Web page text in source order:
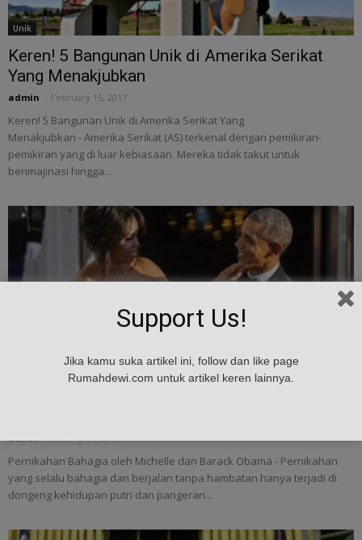
Unik
Keren! 5 Bangunan Unik di Amerika Serikat
Yang Menakjubkan
admin February 15, 2017
Keren! 5 Bangunan Unik di Amerika Serikat Yang
Menakjubkan - Amerika Serikat (AS) terkenal dengan pemikiran-
pemikiran yang di luar kebiasaan. Mereka tidak takut untuk
berimajinasi hingga...
admin - January 26, 2017
Pernikahan Bahagia oleh Michelle dan Barack Obama - Pernikahan
yang selalu bahagia dan berjalan tanpa hambatan hanya terjadi di
dongeng kehidupan putri dan pangeran...
Support Us!
Jika kamu suka artikel ini, follow dan like page
Rumahdewi.com untuk artikel keren lainnya.